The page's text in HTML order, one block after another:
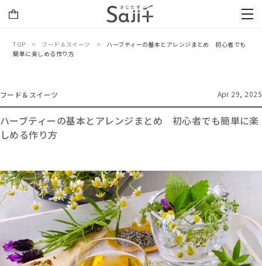
TOP フード＆スイーツ
ハーブティーの基本とアレンジまとめ 初心者でも
簡単に楽しめる作り方
フード＆スイーツ Apr 29, 2025
ハーブティーの基本とアレンジまとめ 初心者でも簡単に楽
しめる作り方